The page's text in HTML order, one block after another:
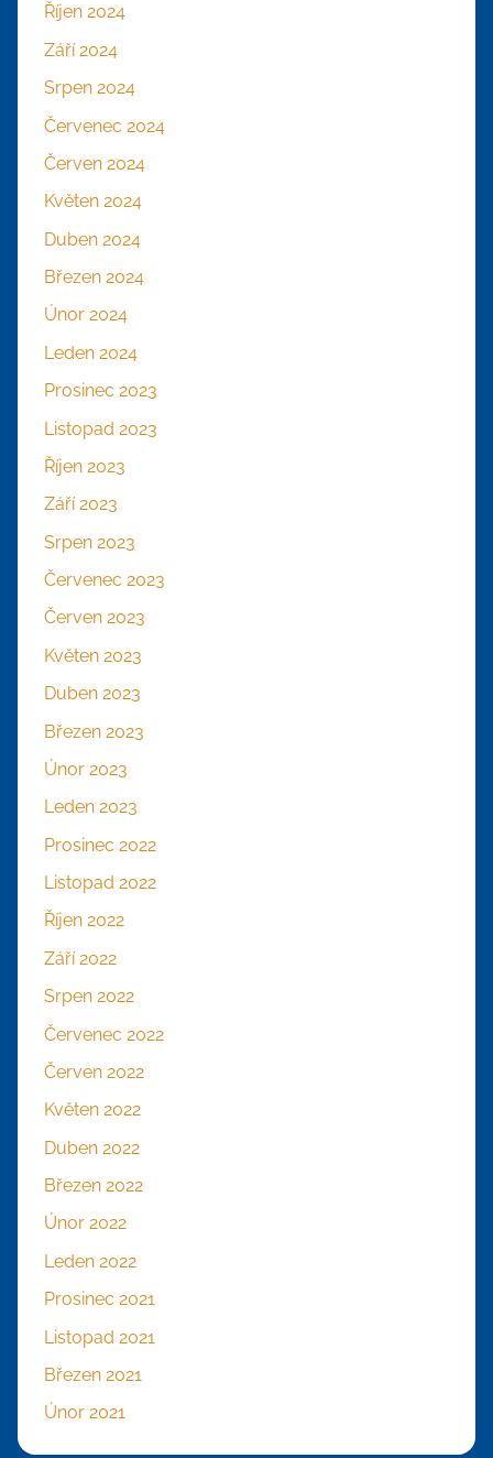
Říjen 2024
Září 2024
Srpen 2024
Červenec 2024
Červen 2024
Květen 2024
Duben 2024
Březen 2024
Únor 2024
Leden 2024
Prosinec 2023
Listopad 2023
Říjen 2023
Září 2023
Srpen 2023
Červenec 2023
Červen 2023
Květen 2023
Duben 2023
Březen 2023
Únor 2023
Leden 2023
Prosinec 2022
Listopad 2022
Říjen 2022
Září 2022
Srpen 2022
Červenec 2022
Červen 2022
Květen 2022
Duben 2022
Březen 2022
Únor 2022
Leden 2022
Prosinec 2021
Listopad 2021
Březen 2021
Únor 2021